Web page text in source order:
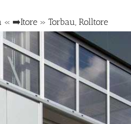
« ➡️Itore » Torbau, Rolltore